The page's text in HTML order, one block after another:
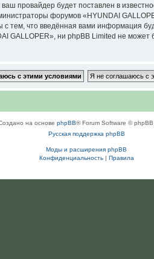
провайдер будет поставлен в
форумов «HYUNDAI
тем, что введённая вами информация
ни phpBB Limited не может
на основе phpBB® Forum Software © phpBB
Русская поддержка phpBB
Моды и расширения phpBB
Конфиденциальность| Правила